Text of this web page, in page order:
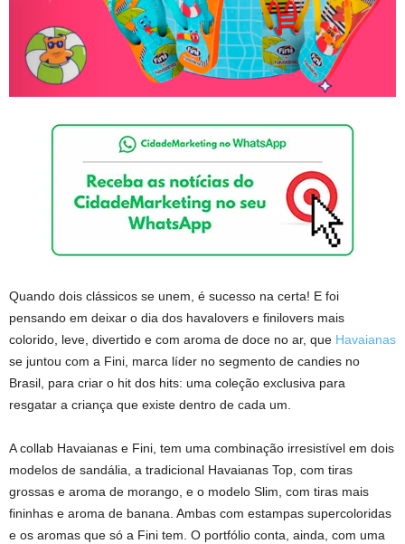
Quando dois clássicos se unem, é sucesso na certa! E foi
pensando em deixar o dia dos havalovers e finilovers mais
colorido, leve, divertido e com aroma de doce no ar, que Havaianas
se juntou com a Fini, marca líder no segmento de candies no
Brasil, para criar o hit dos hits: uma coleção exclusiva para
resgatar a criança que existe dentro de cada um.
A collab Havaianas e Fini, tem uma combinação irresistível em dois
modelos de sandália, a tradicional Havaianas Top, com tiras
grossas e aroma de morango, e o modelo Slim, com tiras mais
fininhas e aroma de banana. Ambas com estampas supercoloridas
e os aromas que só a Fini tem. O portfólio conta, ainda, com uma